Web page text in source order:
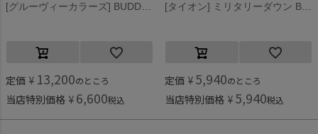
定価 ¥ 13,200のところ
当店特別価格 ¥ 6,600税込
定価 ¥ 5,940のところ
当店特別価格 ¥ 5,940税込